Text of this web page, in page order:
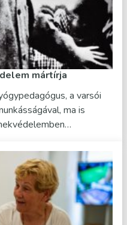
mártírja
a varsói
ma is